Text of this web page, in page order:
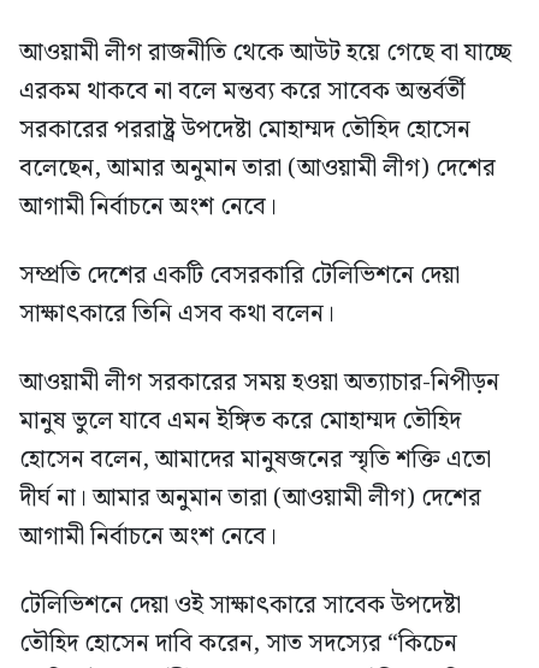
আওয়ামী লীগ রাজনীতি থেকে আউট হয়ে গেছে বা যাচ্ছে
এরকম থাকবে না বলে মন্তব্য করে সাবেক অন্তর্বর্তী
সরকারের পররাষ্ট্র উপদেষ্টা মোহাম্মদ তৌহিদ হোসেন
বলেছেন, আমার অনুমান তারা (আওয়ামী লীগ) দেশের
আগামী নির্বাচনে অংশ নেবে।
সম্প্রতি দেশের একটি বেসরকারি টেলিভিশনে দেয়া
সাক্ষাৎকারে তিনি এসব কথা বলেন।
আওয়ামী লীগ সরকারের সময় হওয়া অত্যাচার-নিপীড়ন
মানুষ ভুলে যাবে এমন ইঙ্গিত করে মোহাম্মদ তৌহিদ
হোসেন বলেন, আমাদের মানুষজনের স্মৃতি শক্তি এতো
দীর্ঘ না। আমার অনুমান তারা (আওয়ামী লীগ) দেশের
আগামী নির্বাচনে অংশ নেবে।
টেলিভিশনে দেয়া ওই সাক্ষাৎকারে সাবেক উপদেষ্টা
তৌহিদ হোসেন দাবি করেন, সাত সদস্যের “কিচেন